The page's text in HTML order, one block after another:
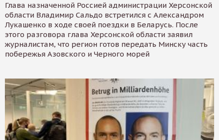
Глава назначенной Россией администрации Херсонской
области Владимир Сальдо встретился с Александром
Лукашенко в ходе своей поездки в Беларусь. После
этого разговора глава Херсонской области заявил
журналистам, что регион готов передать Минску часть
побережья Азовского и Черного морей